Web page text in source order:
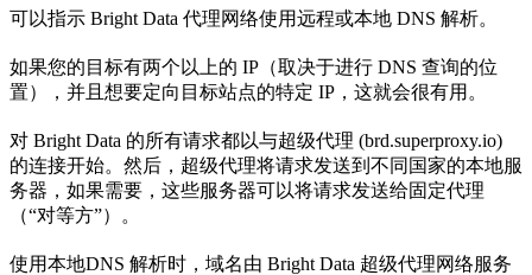
可以指示 Bright Data 代理网络使用远程或本地 DNS 解析。
如果您的目标有两个以上的 IP（取决于进行 DNS 查询的位
置），并且想要定向目标站点的特定 IP，这就会很有用。
对 Bright Data 的所有请求都以与超级代理 (brd.superproxy.io)
的连接开始。然后，超级代理将请求发送到不同国家的本地服
务器，如果需要，这些服务器可以将请求发送给固定代理
（“对等方”）。
使用本地DNS 解析时，域名由 Bright Data 超级代理网络服务